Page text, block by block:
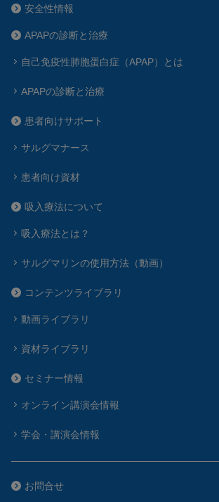
安全性情報
APAPの診断と治療
自己免疫性肺胞蛋白症（APAP）とは
APAPの診断と治療
患者向けサポート
サルグマナース
患者向け資材
吸入療法について
吸入療法とは？
サルグマリンの使用方法（動画）
コンテンツライブラリ
動画ライブラリ
資材ライブラリ
セミナー情報
オンライン講演会情報
学会・講演会情報
お問合せ